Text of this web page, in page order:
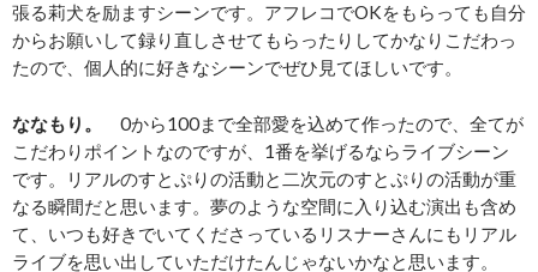
張る莉犬を励ますシーンです。アフレコでOKをもらっても自分
からお願いして録り直しさせてもらったりしてかなりこだわっ
たので、個人的に好きなシーンでぜひ見てほしいです。
ななもり。
0から100まで全部愛を込めて作ったので、全てが
こだわりポイントなのですが、1番を挙げるならライブシーン
です。リアルのすとぷりの活動と二次元のすとぷりの活動が重
なる瞬間だと思います。夢のような空間に入り込む演出も含め
て、いつも好きでいてくださっているリスナーさんにもリアル
ライブを思い出していただけたんじゃないかなと思います。